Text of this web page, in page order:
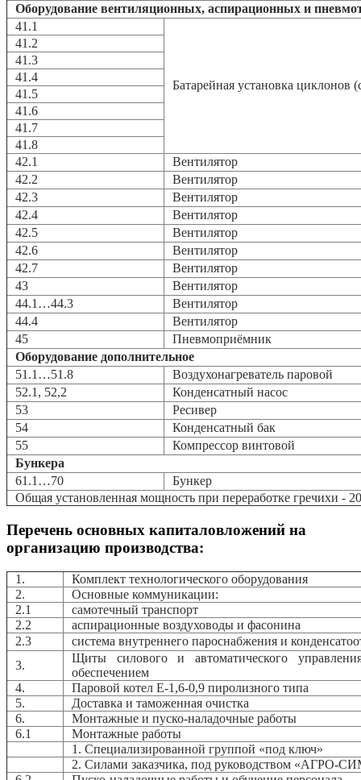
Оборудование вентиляционных, аспирационных и
41.1
Батарейная установка
41.2
41.3
41.4
41.5
41.6
41.7
41.8
42.1
Вентилятор
42.2
Вентилятор
42.3
Вентилятор
42.4
Вентилятор
42.5
Вентилятор
42.6
Вентилятор
42.7
Вентилятор
43
Вентилятор
44.1…44.3
Вентилятор
44.4
Вентилятор
45
Пневмоприёмник
Оборудование дополнительное
51.1…51.8
Воздухонагреватель паровой
52.1, 52,2
Конденсатный насос
53
Ресивер
54
Конденсатный бак
55
Компрессор винтовой
Бункера
61.1…70
Бункер
Общая установленная мощность при переработке гречихи -
Перечень основных капиталовложений на
организацию производства:
1.
Комплект технологического оборудования
2.
Основные коммуникации:
2.1
самотечный транспорт
2.2
аспирационные воздуховоды и фасонина
2.3
система внутреннего пароснабжения и
3.
Щиты силового и автоматического
обеспечением
4.
Паровой котел Е-1,6-0,9 пиролизного типа
5.
Доставка и таможенная очистка
6.
Монтажные и пуско-наладочные работы
6.1
Монтажные работы
1. Специализированной группой «под ключ»
2. Силами заказчика, под руководством